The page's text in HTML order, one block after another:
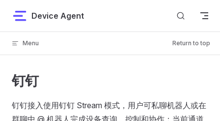
Skip to content
Device Agent
Menu Return to top
钉钉
钉钉接入使用钉钉 Stream 模式，用户可私聊机器人或在
群聊中 @ 机器人完成设备查询、控制和协作；当前通道